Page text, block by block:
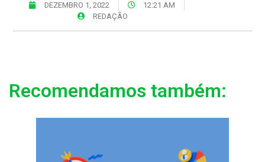
DEZEMBRO 1, 2022
12:21 AM
REDAÇÃO
Recomendamos também: